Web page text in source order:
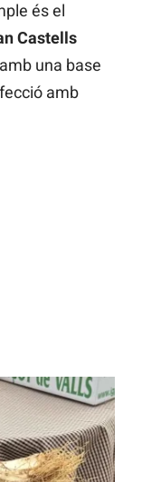
és el
Castells
una base
amb